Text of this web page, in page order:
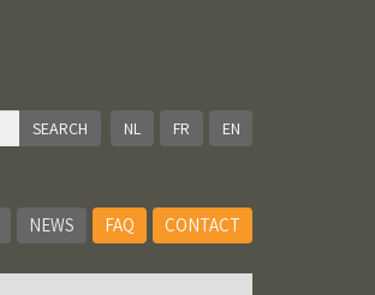
NL FR EN
NEWS FAQ CONTACT